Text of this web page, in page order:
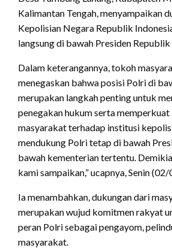
Kalimantan Tengah, menyampaikan
Kepolisian Negara Republik
langsung di bawah Presiden
Dalam keterangannya, tokoh
menegaskan bahwa posisi Polri di
merupakan langkah penting untuk
penegakan hukum serta
masyarakat terhadap institusi
mendukung Polri tetap di bawah
bawah kementerian tertentu.
kami sampaikan,” ucapnya, Senin
Ia menambahkan, dukungan dari
merupakan wujud komitmen rakyat
peran Polri sebagai pengayom,
masyarakat.